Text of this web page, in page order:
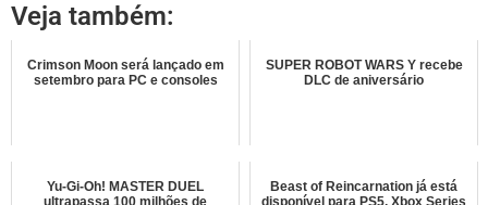
Veja também:
Crimson Moon será lançado em
setembro para PC e consoles
SUPER ROBOT WARS Y recebe
DLC de aniversário
Yu-Gi-Oh! MASTER DUEL
ultrapassa 100 milhões de
Beast of Reincarnation já está
disponível para PS5, Xbox Series